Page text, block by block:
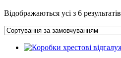
Відображаються усі з 6 результатів